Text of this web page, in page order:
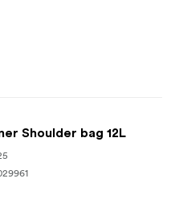
Shoulder bag 12L